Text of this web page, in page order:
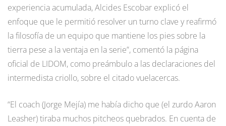
experiencia acumulada, Alcides Escobar explicó el
enfoque que le permitió resolver un turno clave y reafirmó
la filosofía de un equipo que mantiene los pies sobre la
tierra pese a la ventaja en la serie”, comentó la página
oficial de LIDOM, como preámbulo a las declaraciones del
intermedista criollo, sobre el citado vuelacercas.
“El coach (Jorge Mejía) me había dicho que (el zurdo Aaron
Leasher) tiraba muchos pitcheos quebrados. En cuenta de